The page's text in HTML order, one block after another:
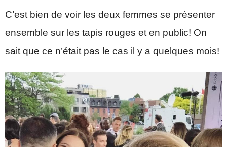
C’est bien de voir les deux femmes se présenter
ensemble sur les tapis rouges et en public! On
sait que ce n’était pas le cas il y a quelques mois!